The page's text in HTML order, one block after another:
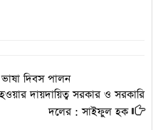
ভাষা দিবস পালন
হওয়ার দায়দায়িত্ব সরকার ও সরকারি
দলের : সাইফুল হক